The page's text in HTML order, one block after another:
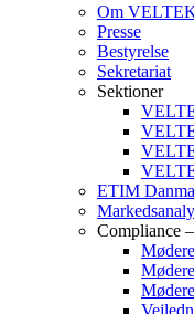
Om
Presse
Bestyrelse
Sekretariat
Sektioner
ETIM
Compliance